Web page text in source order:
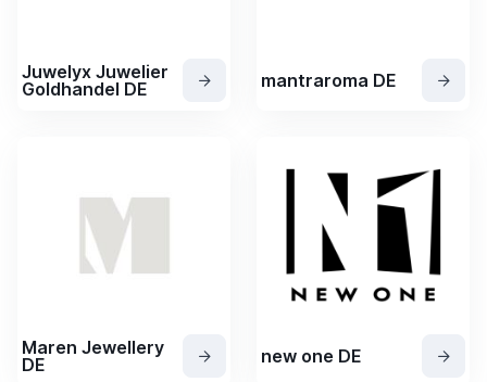
Juwelyx Juwelier
Goldhandel DE
mantraroma DE
Maren Jewellery
DE
new one DE